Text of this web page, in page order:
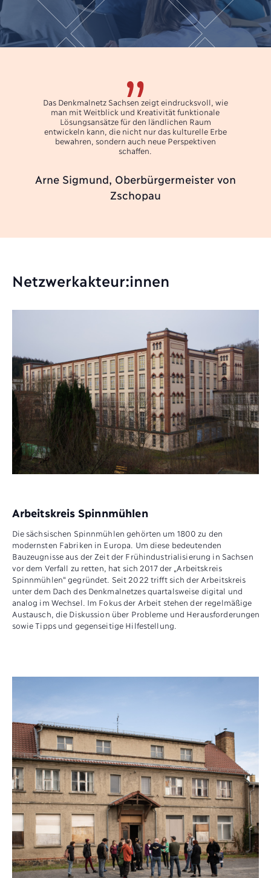
Das Denkmalnetz Sachsen zeigt eindrucksvoll, wie
man mit Weitblick und Kreativität funktionale
Lösungsansätze für den ländlichen Raum
entwickeln kann, die nicht nur das kulturelle Erbe
bewahren, sondern auch neue Perspektiven
schaffen.
Arne Sigmund, Oberbürgermeister von
Zschopau
Netzwerkakteur:innen
Arbeitskreis Spinnmühlen
Die sächsischen Spinnmühlen gehörten um 1800 zu den
modernsten Fabriken in Europa. Um diese bedeutenden
Bauzeugnisse aus der Zeit der Frühindustrialisierung in Sachsen
vor dem Verfall zu retten, hat sich 2017 der „Arbeitskreis
Spinnmühlen“ gegründet. Seit 2022 trifft sich der Arbeitskreis
unter dem Dach des Denkmalnetzes quartalsweise digital und
analog im Wechsel. Im Fokus der Arbeit stehen der regelmäßige
Austausch, die Diskussion über Probleme und Herausforderungen
sowie Tipps und gegenseitige Hilfestellung.